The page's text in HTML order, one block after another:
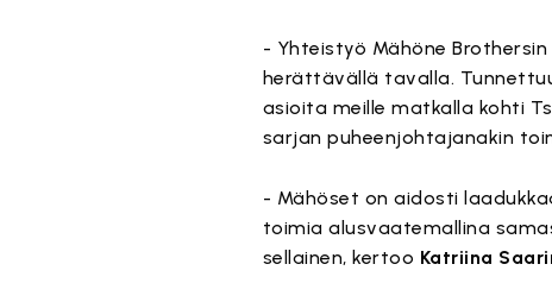
- Yhteistyö Mähöne
herättävällä tavalla.
asioita meille matkalla kohti
sarjan puheenjohtajanakin
- Mähöset on aidosti
toimia alusvaatemallina
sellainen, kertoo Katriina